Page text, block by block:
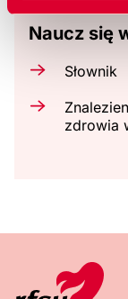
Naucz się
Słownik
zdrowia